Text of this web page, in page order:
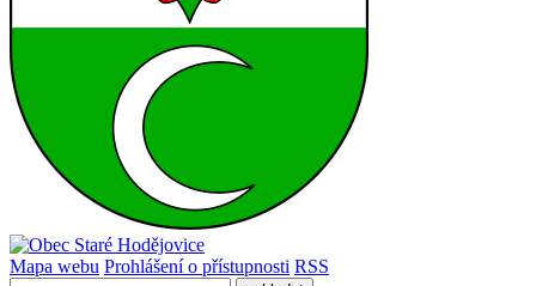
Mapa webu Prohlášení o přístupnosti RSS